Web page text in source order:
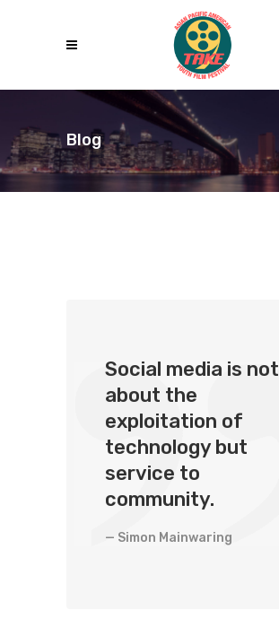
Blog
Social media is not
about the
exploitation of
technology but
service to
community.
— Simon Mainwaring